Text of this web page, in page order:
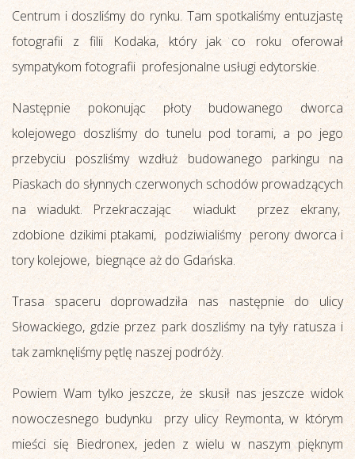
Centrum i doszliśmy do rynku. Tam spotkaliśmy entuzjastę
fotografii z filii Kodaka, który jak co roku oferował
sympatykom fotografii profesjonalne usługi edytorskie.
Następnie pokonując płoty budowanego dworca
kolejowego doszliśmy do tunelu pod torami, a po jego
przebyciu poszliśmy wzdłuż budowanego parkingu na
Piaskach do słynnych czerwonych schodów prowadzących
na wiadukt. Przekraczając wiadukt przez ekrany,
zdobione dzikimi ptakami, podziwialiśmy perony dworca i
tory kolejowe, biegnące aż do Gdańska.
Trasa spaceru doprowadziła nas następnie do ulicy
Słowackiego, gdzie przez park doszliśmy na tyły ratusza i
tak zamknęliśmy pętlę naszej podróży.
Powiem Wam tylko jeszcze, że skusił nas jeszcze widok
nowoczesnego budynku przy ulicy Reymonta, w którym
mieści się Biedronex, jeden z wielu w naszym pięknym